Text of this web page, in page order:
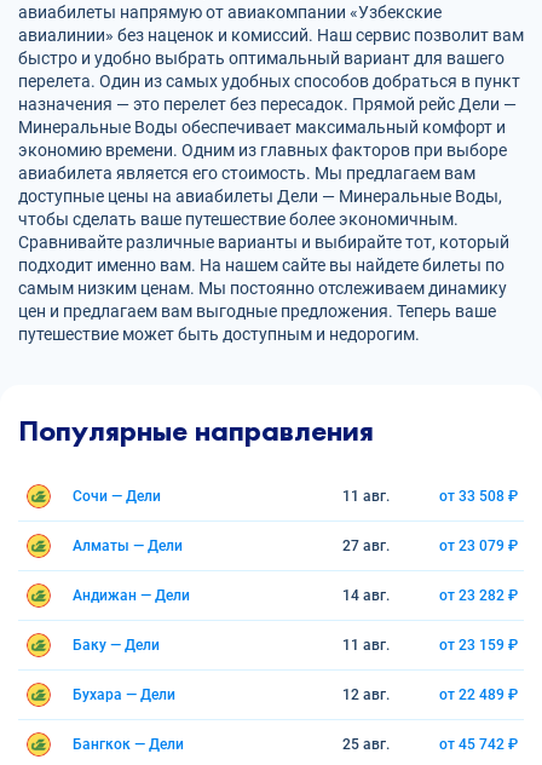
авиабилеты напрямую от авиакомпании «Узбекские
авиалинии» без наценок и комиссий. Наш сервис позволит вам
быстро и удобно выбрать оптимальный вариант для вашего
перелета. Один из самых удобных способов добраться в пункт
назначения — это перелет без пересадок. Прямой рейс Дели —
Минеральные Воды обеспечивает максимальный комфорт и
экономию времени. Одним из главных факторов при выборе
авиабилета является его стоимость. Мы предлагаем вам
доступные цены на авиабилеты Дели — Минеральные Воды,
чтобы сделать ваше путешествие более экономичным.
Сравнивайте различные варианты и выбирайте тот, который
подходит именно вам. На нашем сайте вы найдете билеты по
самым низким ценам. Мы постоянно отслеживаем динамику
цен и предлагаем вам выгодные предложения. Теперь ваше
путешествие может быть доступным и недорогим.
Популярные направления
Сочи — Дели 11 авг. от 33 508 ₽
Алматы — Дели 27 авг. от 23 079 ₽
Андижан — Дели 14 авг. от 23 282 ₽
Баку — Дели 11 авг. от 23 159 ₽
Бухара — Дели 12 авг. от 22 489 ₽
Бангкок — Дели 25 авг. от 45 742 ₽